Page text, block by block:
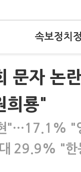
속보정치
문자 논
희룡"
"
29.9% "